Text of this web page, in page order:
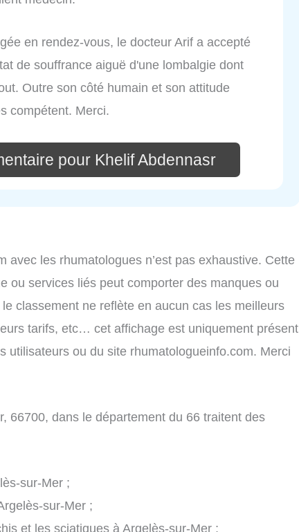
en rendez-vous, le docteur Arif a accepté
de souffrance aiguë d'une lombalgie dont
Outre son côté humain et son attitude
compétent. Merci.
pour Khelif Abdennasr
avec les rhumatologues n’est pas exhaustive. Cette
ou services liés peut comporter des manques ou
classement ne reflète en aucun cas les meilleurs
tarifs, etc… cet affichage est uniquement présent
utilisateurs ou du site rhumatologueinfo.com. Merci
66700, dans le département du 66 traitent des
sur-Mer ;
sur-Mer ;
et les sciatiques à Argelès-sur-Mer ;